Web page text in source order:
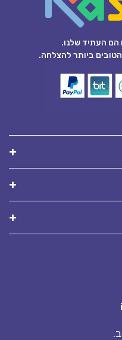
הם העתיד שלנו.
ביותר להצלחה.